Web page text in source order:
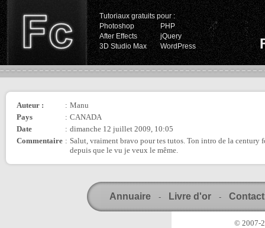
Tutoriaux gratuits pour :
Photoshop
PHP
After Effects
jQuery
3D Studio Max
WordPress
Auteur : : Manu
Pays
: CANADA
Date
: dimanche 12 juillet 2009, 10:05
Commentaire : Salut, vraiment bravo pour tes tutos. Ton intro de la century
depuis que le vu je veux le même.
Annuaire - Livre d'or - Contact
© 2007-